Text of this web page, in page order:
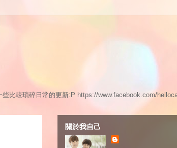
比較瑣碎日常的更新:P https://www.facebook.com/
關於我自己